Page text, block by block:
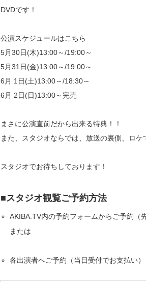
DVDです！
公演スケジュールはこちら
5月30日(木)13:00～/19:00～
5月31日(金)13:00～/19:00～
6月 1日(土)13:00～/18:30～
6月 2日(日)13:00～完売
まさに公演直前だから出来る特典！！
また、スタジオならでは、放送の裏側、ロ
スタジオでお待ちしております！
■スタジオ観覧ご予約方法
AKIBA.TV内の予約フォームからご予約（
または
各出演者へご予約（当日受付でお支払い）